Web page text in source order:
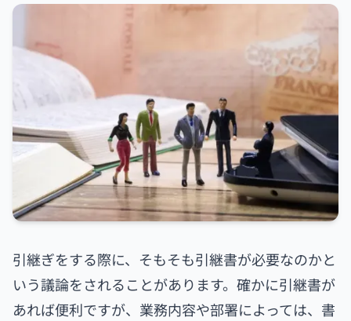
引継ぎをする際に、そもそも引継書が必要なのかと
いう議論をされることがあります。確かに引継書が
あれば便利ですが、業務内容や部署によっては、書